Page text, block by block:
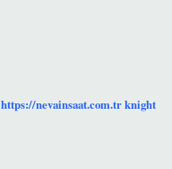
https://nevainsaat.com.trknight